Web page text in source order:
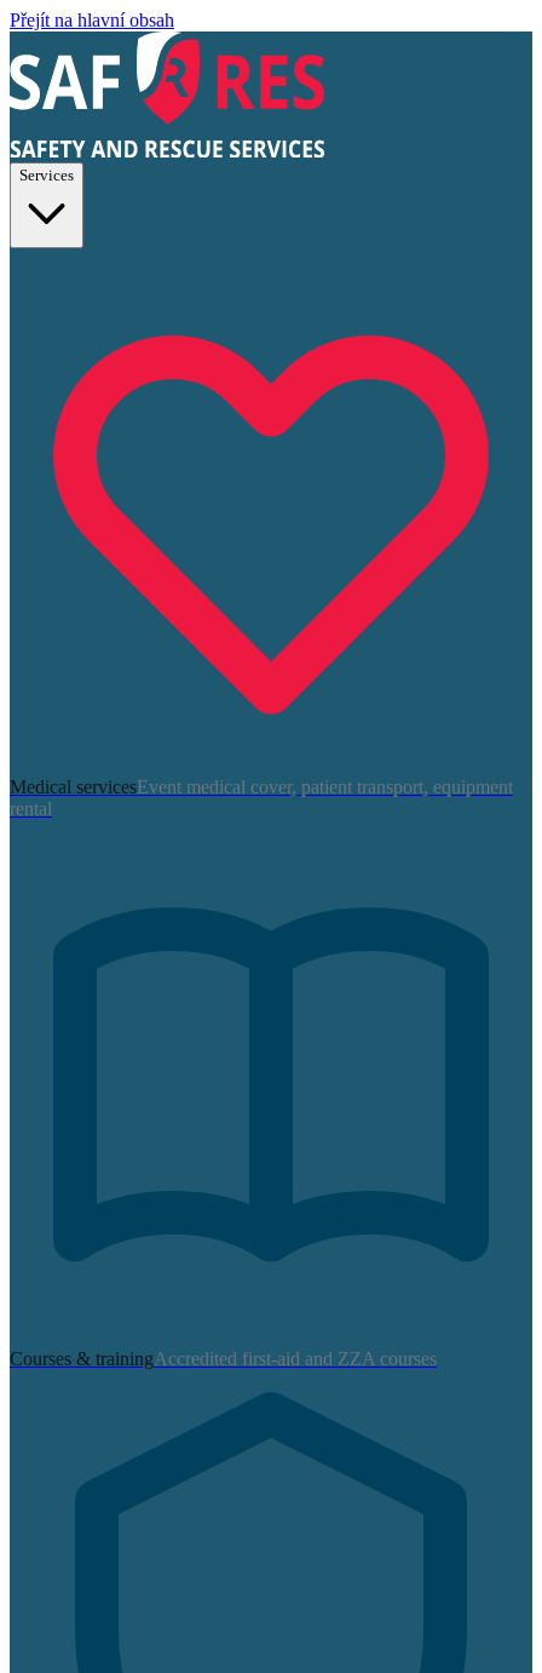
Přejít na hlavní obsah
Services
Medical servicesEvent medical cover, patient transport, equipment
rental
Courses & trainingAccredited first-aid and ZZA courses